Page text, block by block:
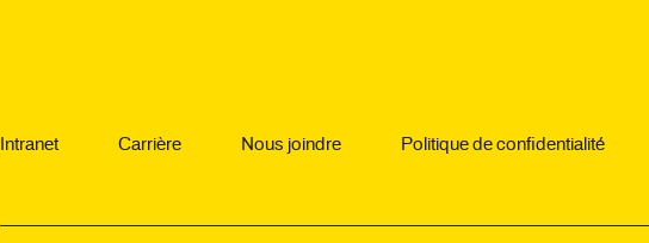
Intranet Carrière Nous joindre Politique de confidentialité